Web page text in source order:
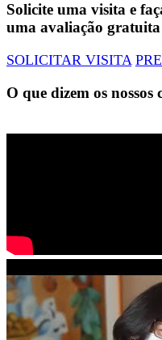
Solicite uma visita e
uma avaliação gratuita
SOLICITAR VISITA
O que dizem os nossos